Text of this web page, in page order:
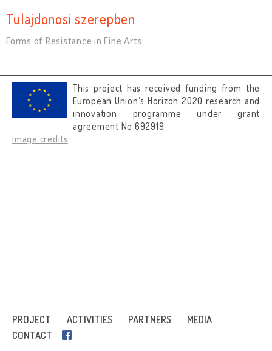
PROJECT ACTIVITIES PARTNERS
MEDIA
CONTACT
Tulajdonosi szerepben
Forms of Resistance in Fine Arts
This project has received funding from the
European Union’s Horizon 2020 research and
innovation programme under grant
agreement No 692919.
Image credits